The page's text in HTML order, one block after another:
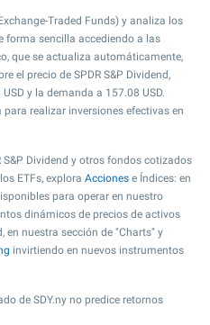
Traded Funds) y analiza los
forma sencilla accediendo a las
que se actualiza automáticamente,
el precio de SPDR S&P Dividend,
USD y la demanda a 157.08 USD.
realizar inversiones efectivas en
S&P Dividend y otros fondos cotizados
ETFs, explora Acciones e Índices: en
para operar en nuestro
dinámicos de precios de activos
en nuestra sección de "Charts" y
invirtiendo en nuevos instrumentos
de SDY.ny no predice retornos